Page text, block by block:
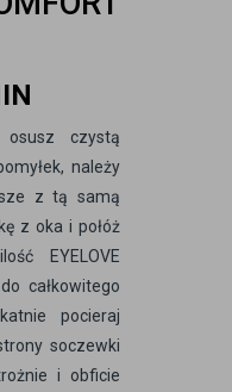
czystą
należy
z tą samą
z oka i połóż
EYELOVE
całkowitego
pocieraj
soczewki
i obficie